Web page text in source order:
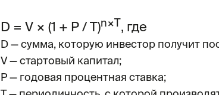
D = V × (1 + P / T)n×T, где
D — сумма, которую инвестор получит
V — стартовый капитал;
P — годовая процентная ставка;